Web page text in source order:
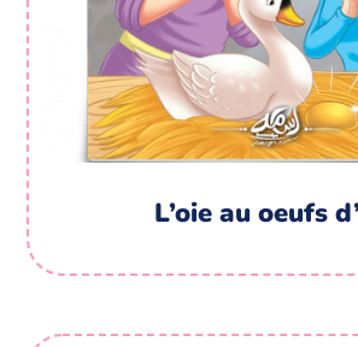
L’oie au oeufs